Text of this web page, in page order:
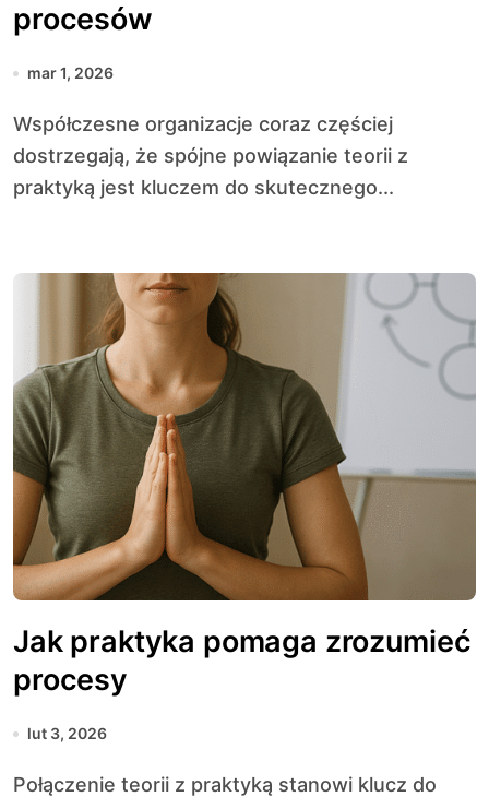
procesów
mar 1, 2026
Współczesne organizacje coraz częściej
dostrzegają, że spójne powiązanie teorii z
praktyką jest kluczem do skutecznego...
Jak praktyka pomaga zrozumieć
procesy
lut 3, 2026
Połączenie teorii z praktyką stanowi klucz do